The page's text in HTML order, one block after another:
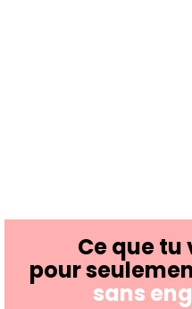
Ce que
pour
sans